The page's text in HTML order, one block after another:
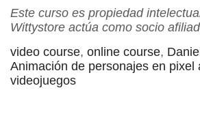
Este curso es propiedad
Wittystore actúa como socio
video course, online course,
Animación de personajes en pixel
videojuegos